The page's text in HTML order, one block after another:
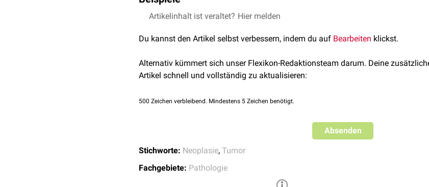
Fibroadenom der Mamma
Artikelinhalt ist veraltet? Hier melden
Du kannst den Artikel selbst verbessern, indem du auf Bearbeiten klickst.
Alternativ kümmert sich unser Flexikon-Redaktionsteam darum. Deine
Artikel schnell und vollständig zu aktualisieren:
500 Zeichen verbleibend. Mindestens 5 Zeichen benötigt.
Absenden
Stichworte: Neoplasie, Tumor
Fachgebiete: Pathologie